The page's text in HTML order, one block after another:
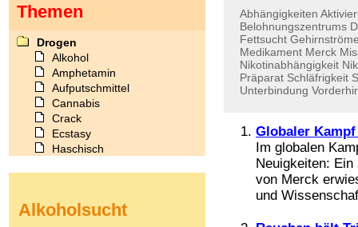
Abhängigkeiten
Belohnungszentrums
Fettsucht
Medikament Merck
Nikotinabhängigkeit
Präparat Schläfrigkeit
Unterbindung
Globaler
Im globalen
Neuigkeiten:
von Merck
und
Themen
Drogen
Alkohol
Amphetamin
Aufputschmittel
Cannabis
Crack
Ecstasy
Haschisch
Kokain
Alkoholsucht